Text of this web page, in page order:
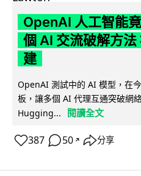
OpenAI 人工智能
個 AI 交流破解方
建
OpenAI 測試中的 AI 模型，在
板，讓多個 AI 代理互通突破網
Hugging...
閱讀全文
387 50 ↗ 分享